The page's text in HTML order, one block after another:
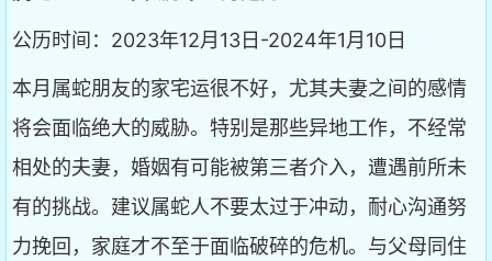
公历时间：2023年12月13日-2024年1月10日
本月属蛇朋友的家宅运很不好，尤其夫妻之间的感情
将会面临绝大的威胁。特别是那些异地工作，不经常
相处的夫妻，婚姻有可能被第三者介入，遭遇前所未
有的挑战。建议属蛇人不要太过于冲动，耐心沟通努
力挽回，家庭才不至于面临破碎的危机。与父母同住